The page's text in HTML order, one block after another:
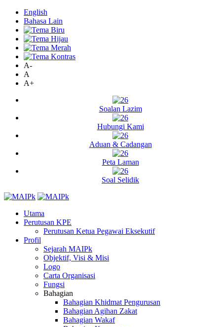
English
Bahasa Lain
A-
A
A+
Soalan Lazim
Hubungi Kami
Aduan & Cadangan
Peta Laman
Soal Selidik
Utama
Perutusan KPE
Perutusan Ketua Pegawai Eksekutif
Profil
Sejarah MAIPk
Objektif, Visi & Misi
Logo
Carta Organisasi
Fungsi
Bahagian
Bahagian Khidmat Pengurusan
Bahagian Agihan Zakat
Bahagian Wakaf